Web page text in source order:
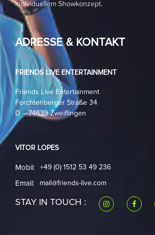
individuellem Showkonzept.
ADRESSE & KONTAKT
FRIENDS LIVE ENTERTAINMENT
Friends Live Entertainment
Forchtenberger Straße 34
D – 74639 Zweiflingen
VITOR LOPES
Mobil: +49 (0) 1512 53 49 236
Email: mail@friends-live.com
STAY IN TOUCH :